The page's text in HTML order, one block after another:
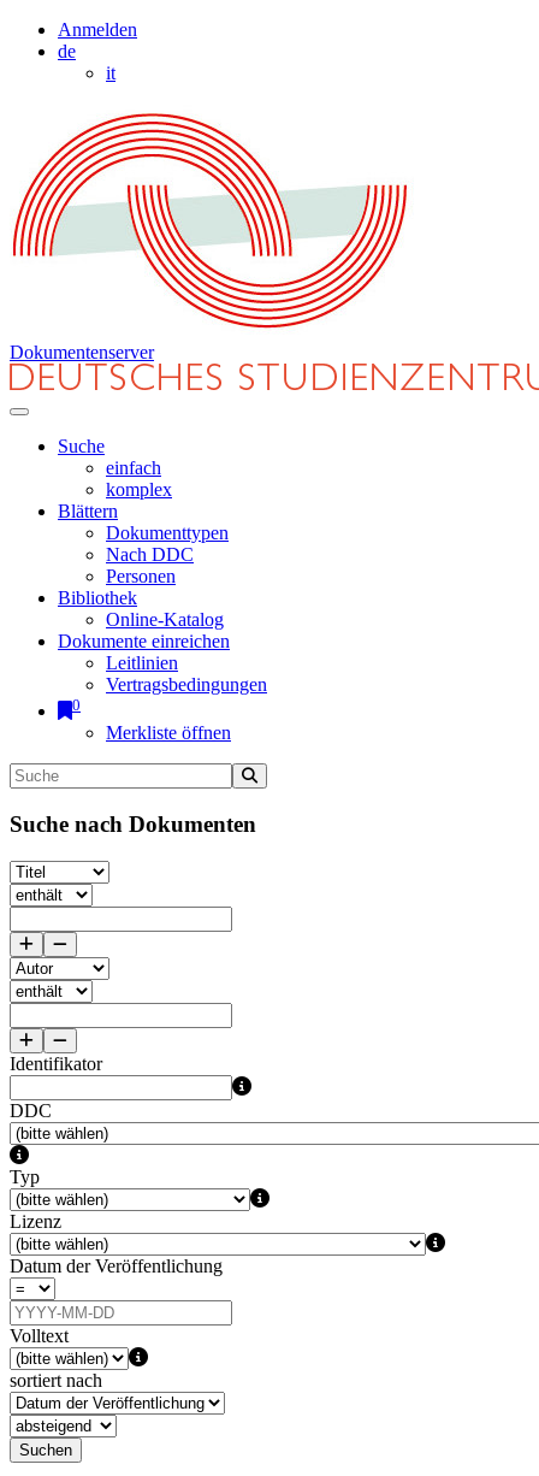
Anmelden
de
it
Dokumentenserver
Suche
einfach
komplex
Blättern
Dokumenttypen
Nach DDC
Personen
Bibliothek
Online-Katalog
Dokumente einreichen
Leitlinien
Vertragsbedingungen
0
Merkliste öffnen
Suche nach Dokumenten
Identifikator
DDC
Typ
Lizenz
Datum der Veröffentlichung
Volltext
sortiert nach
Suchen